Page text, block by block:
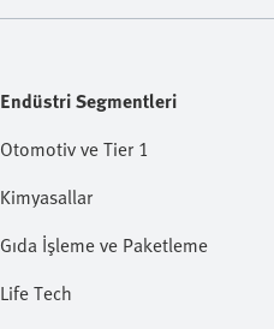
Endüstri Segmentleri
Otomotiv ve Tier 1
Kimyasallar
Gıda İşleme ve Paketleme
Life Tech